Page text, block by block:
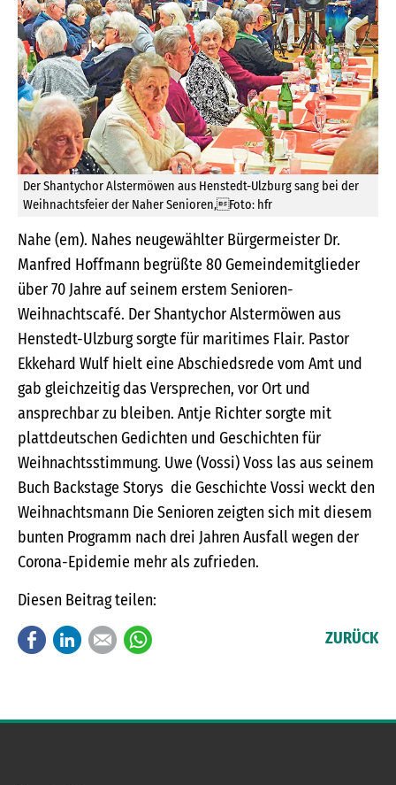
Der Shantychor Alstermöwen aus Henstedt-Ulzburg sang bei der
Weihnachtsfeier der Naher Senioren,Foto: hfr
Nahe (em). Nahes neugewählter Bürgermeister Dr.
Manfred Hoffmann begrüßte 80 Gemeindemitglieder
über 70 Jahre auf seinem erstem Senioren-
Weihnachtscafé. Der Shantychor Alstermöwen aus
Henstedt-Ulzburg sorgte für maritimes Flair. Pastor
Ekkehard Wulf hielt eine Abschiedsrede vom Amt und
gab gleichzeitig das Versprechen, vor Ort und
ansprechbar zu bleiben. Antje Richter sorgte mit
plattdeutschen Gedichten und Geschichten für
Weihnachtsstimmung. Uwe (Vossi) Voss las aus seinem
Buch Backstage Storys die Geschichte Vossi weckt den
Weihnachtsmann Die Senioren zeigten sich mit diesem
bunten Programm nach drei Jahren Ausfall wegen der
Corona-Epidemie mehr als zufrieden.
Diesen Beitrag teilen:
FacebookLinkedInE-mail ZURÜCK